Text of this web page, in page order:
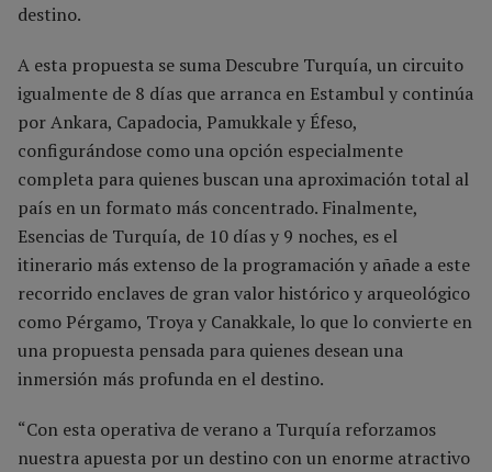
destino.
A esta propuesta se suma Descubre Turquía, un circuito
igualmente de 8 días que arranca en Estambul y continúa
por Ankara, Capadocia, Pamukkale y Éfeso,
configurándose como una opción especialmente
completa para quienes buscan una aproximación total al
país en un formato más concentrado. Finalmente,
Esencias de Turquía, de 10 días y 9 noches, es el
itinerario más extenso de la programación y añade a este
recorrido enclaves de gran valor histórico y arqueológico
como Pérgamo, Troya y Canakkale, lo que lo convierte en
una propuesta pensada para quienes desean una
inmersión más profunda en el destino.
“Con esta operativa de verano a Turquía reforzamos
nuestra apuesta por un destino con un enorme atractivo